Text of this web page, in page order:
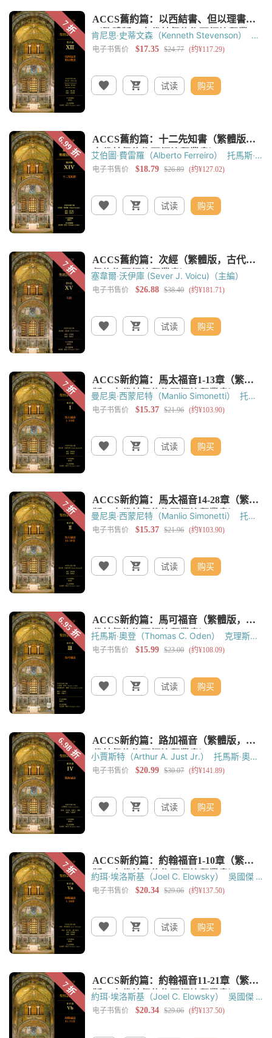
肯尼思‧史蒂文森（Kenneth Stevenson）
邁
克爾‧格拉普（Michael Glerup） 托馬斯‧奧登
黃錫木 黃嘉樑
试读 购买
艾伯圖‧費雷羅（Alberto Ferreiro）
托馬斯‧
奧登（Thomas C. Oden） 黃錫木
试读 购买
塞韋爾‧沃伊庫 (Sever J. Voicu)（主編）
试读 购买
曼尼奥‧西蒙尼特（Manlio Simonetti）
托馬
斯‧奧登（Thomas C. Oden） 黃錫木
试读 购买
曼尼奥‧西蒙尼特（Manlio Simonetti）
托馬
斯‧奧登（Thomas C. Oden） 黃錫木
试读 购买
托馬斯‧奧登（Thomas C. Oden）
克理斯托
弗‧霍爾（Christopher A. Hall） 黃錫木
试读 购买
小賈斯特（Arthur A. Just Jr.）
托馬斯‧奧登
（Thomas C. Oden） 黃錫木 吳國傑
试读 购买
約珥·埃洛斯基（Joel C. Elowsky）
吳國傑
托馬斯‧奧登（Thomas C. Oden）
试读 购买
約珥·埃洛斯基（Joel C. Elowsky）
吳國傑
托馬斯‧奧登（Thomas C. Oden）